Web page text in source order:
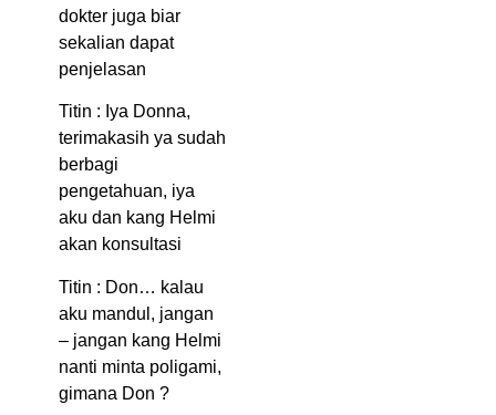
dokter juga biar
sekalian dapat
penjelasan
Titin : Iya Donna,
terimakasih ya sudah
berbagi
pengetahuan, iya
aku dan kang Helmi
akan konsultasi
Titin : Don… kalau
aku mandul, jangan
– jangan kang Helmi
nanti minta poligami,
gimana Don ?